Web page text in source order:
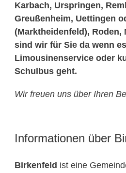
Karbach, Urspringen,
Greußenheim, Uettingen
(Marktheidenfeld), Roden,
sind wir für Sie da wenn
Limousinenservice oder
Schulbus geht.
Wir freuen uns über Ihren
Informationen über
Birkenfeld ist eine